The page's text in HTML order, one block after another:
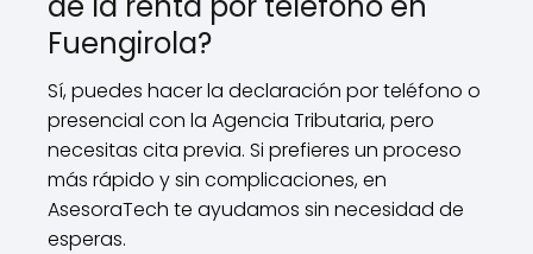
Fuengirola?
Sí, puedes hacer la declaración por teléfono o
presencial con la Agencia Tributaria, pero
necesitas cita previa. Si prefieres un proceso
más rápido y sin complicaciones, en
AsesoraTech te ayudamos sin necesidad de
esperas.